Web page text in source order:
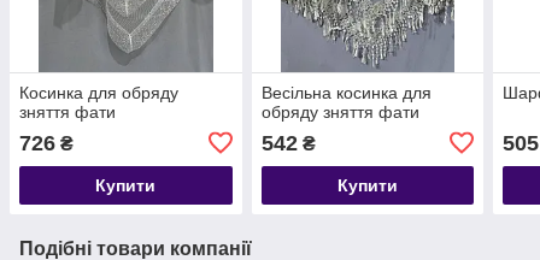
Косинка для обряду
зняття фати
726 ₴
Купити
Весільна косинка для
обряду зняття фати
542₴
Купити
505
Подібні товари компанії